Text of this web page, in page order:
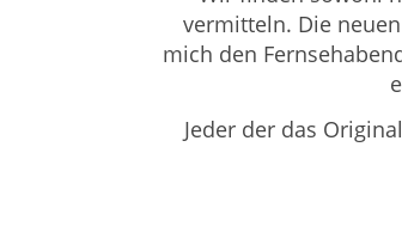
vermitteln. Die
mich den
Jeder der das